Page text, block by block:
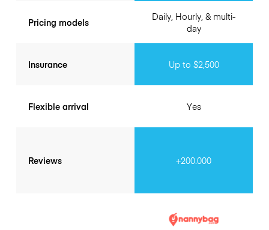
Pricing models
Insurance
Flexible arrival
Reviews
Daily, Hourly, & multi-
day
Up to $2,500
Yes
+200.000